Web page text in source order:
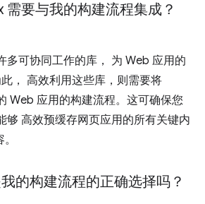
需要与我的构建流程集成？
多可协同工作的库， 为 Web 应用的
， 高效利用这些库，则需要将
Web 应用的构建流程。这可确保您
够 高效预缓存网页应用的所有关键内
的构建流程的正确选择吗？